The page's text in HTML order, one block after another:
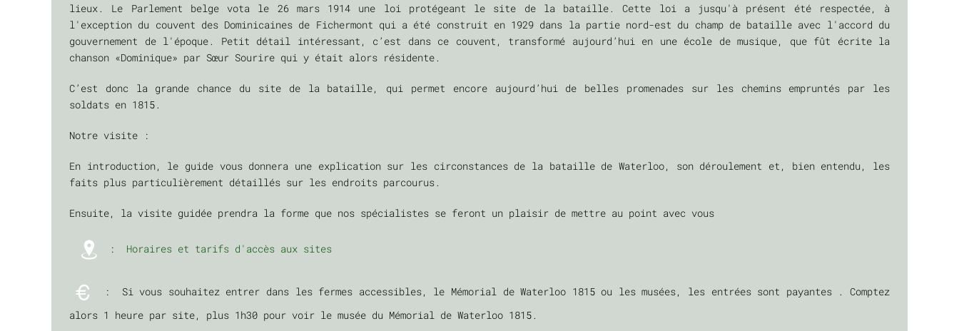
lieux. Le Parlement belge vota le 26 mars 1914 une loi protégeant le site de la bataille. Cette loi a jusqu'à présent été respectée, à
l'exception du couvent des Dominicaines de Fichermont qui a été construit en 1929 dans la partie nord-est du champ de bataille avec l'accord du
gouvernement de l'époque. Petit détail intéressant, c’est dans ce couvent, transformé aujourd’hui en une école de musique, que fût écrite la
chanson «Dominique» par Sœur Sourire qui y était alors résidente.
C’est donc la grande chance du site de la bataille, qui permet encore aujourd’hui de belles promenades sur les chemins empruntés par les
soldats en 1815.
Notre visite :
En introduction, le guide vous donnera une explication sur les circonstances de la bataille de Waterloo, son déroulement et, bien entendu, les
faits plus particulièrement détaillés sur les endroits parcourus.
Ensuite, la visite guidée prendra la forme que nos spécialistes se feront un plaisir de mettre au point avec vous
: Horaires et tarifs d'accès aux sites
: Si vous souhaitez entrer dans les fermes accessibles, le Mémorial de Waterloo 1815 ou les musées, les entrées sont payantes . Comptez
alors 1 heure par site, plus 1h30 pour voir le musée du Mémorial de Waterloo 1815.